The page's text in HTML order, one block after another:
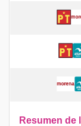
Resumen de